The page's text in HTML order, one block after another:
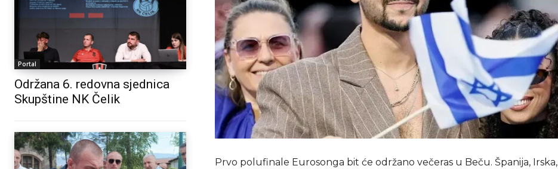
Portal
Održana 6. redovna sjednica
Skupštine NK Čelik
Prvo polufinale Eurosonga bit će održano večeras u Beču. Španija, Irska,